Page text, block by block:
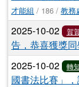
才能組 / 186 / 教務
2025-10-02 賀
告，恭喜獲獎
2025-10-02 轉
國書法比賽」